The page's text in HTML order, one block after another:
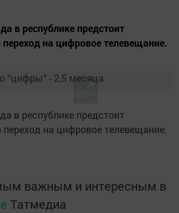
в республике предстоит
на цифровое телевещание.
в республике предстоит
на цифровое телевещание.
важным и интересным в
Татмедиа